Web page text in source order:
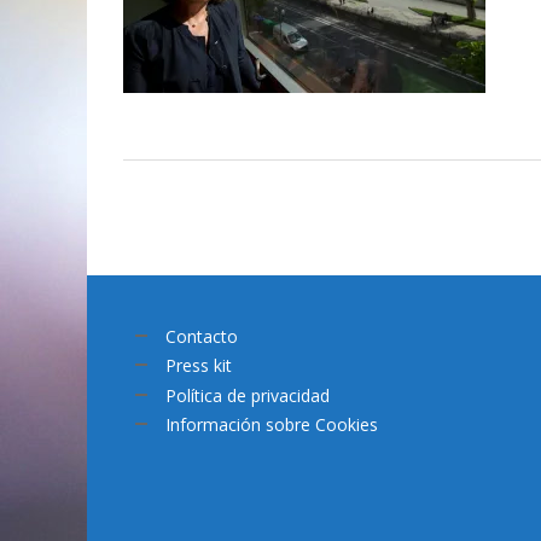
Contacto
Press kit
Política de privacidad
Información sobre Cookies